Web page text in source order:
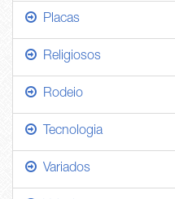
Placas
Religiosos
Rodeio
Tecnologia
Variados